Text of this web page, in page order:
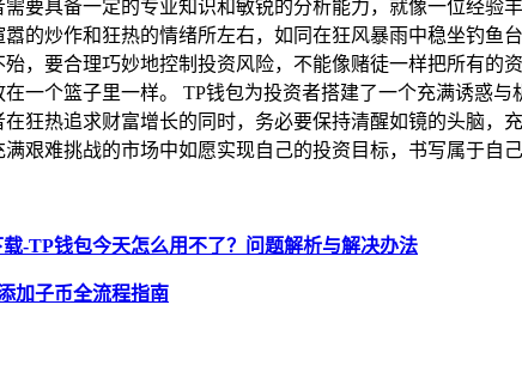
要具备一定的专业知识和敏锐的分析能力，就像一位经
的炒作和狂热的情绪所左右，如同在狂风暴雨中稳坐钓
，要合理巧妙地控制投资风险，不能像赌徒一样把所有
一个篮子里一样。 TP钱包为投资者搭建了一个充满诱惑
狂热追求财富增长的同时，务必要保持清醒如镜的头脑
艰难挑战的市场中如愿实现自己的投资目标，书写属于自己
-TP钱包今天怎么用不了？问题解析与解决办法
加子币全流程指南